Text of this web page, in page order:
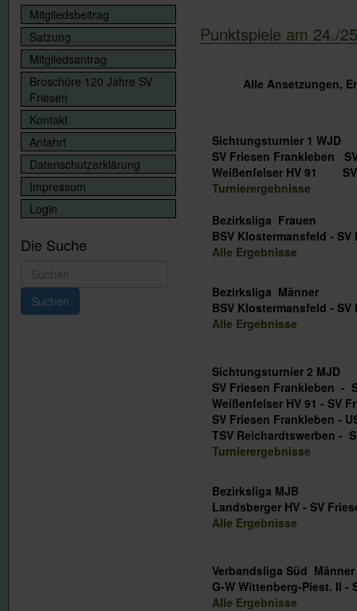
Punktspiele am 24./
Alle Ansetzungen,
Sichtungsturnier 1 WJD
SV Friesen
Weißenfelser HV
Turnierergebnisse
Bezirksliga Frauen
BSV Klostermansfeld
Alle Ergebnisse
Bezirksliga Männer
BSV Klostermansfeld -
Alle Ergebnisse
Sichtungsturnier 2 MJD
SV Friesen
Weißenfelser HV 91
SV Friesen
TSV
Turnierergebnisse
Bezirksliga MJB
Landsberger HV -
Alle Ergebnisse
Verbandsliga Süd Männer
G-W Wittenberg-Piest.
Alle Ergebnisse
Mitgliedsbeitrag
Satzung
Mitgliedsantrag
Broschüre 120 Jahre SV
Friesen
Kontakt
Anfahrt
Datenschutzerklärung
Impressum
Login
Die Suche
Suchen
...
Suchen